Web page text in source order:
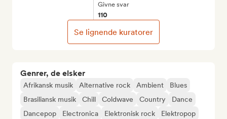
Genrer, de elsker
Afrikansk musik Alternative rock Ambient
Blues
Brasiliansk musik
Chill Coldwave Country
Dance
Dancepop
Electronica Elektronisk rock
Elektropop
Givne svar
110
Se lignende kuratorer